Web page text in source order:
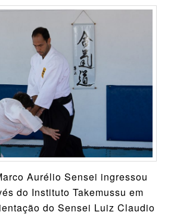
Aurélio Sensei ingressou
do Instituto Takemussu em
do Sensei Luiz Claudio